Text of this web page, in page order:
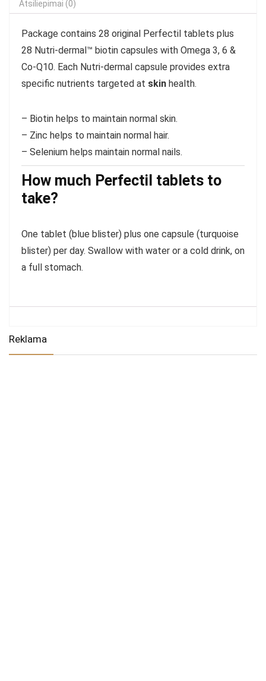
Atsiliepimai (0)
Package contains 28 original Perfectil tablets plus
28 Nutri-dermal™ biotin capsules with Omega 3, 6 &
Co-Q10. Each Nutri-dermal capsule provides extra
specific nutrients targeted at skin health.
– Biotin helps to maintain normal skin.
– Zinc helps to maintain normal hair.
– Selenium helps maintain normal nails.
How much Perfectil tablets to
take?
One tablet (blue blister) plus one capsule (turquoise
blister) per day. Swallow with water or a cold drink, on
a full stomach.
Reklama